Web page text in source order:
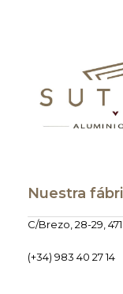
Nuestra
C/Brezo, 28-29,
(+34) 983 40 27 14